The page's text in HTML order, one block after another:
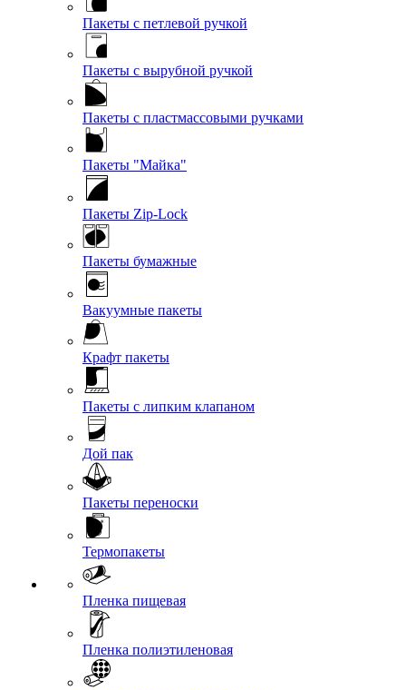
Пакеты с петлевой ручкой
Пакеты с вырубной ручкой
Пакеты с пластмассовыми ручками
Пакеты "Майка"
Пакеты Zip-Lock
Пакеты бумажные
Вакуумные пакеты
Крафт пакеты
Пакеты с липким клапаном
Дой пак
Пакеты переноски
Термопакеты
Пленка пищевая
Пленка полиэтиленовая